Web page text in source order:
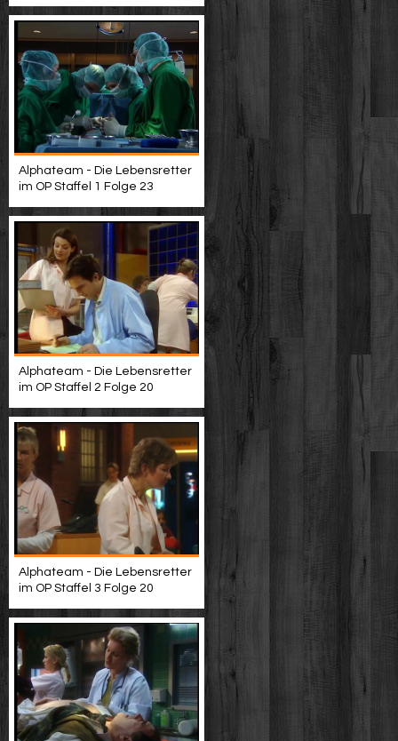
Alphateam - Die Lebensretter
im OP Staffel 1 Folge 23
Alphateam - Die Lebensretter
im OP Staffel 2 Folge 20
Alphateam - Die Lebensretter
im OP Staffel 3 Folge 20